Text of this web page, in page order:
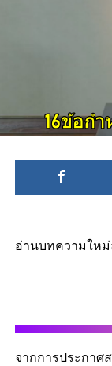
อ่านบทความใหม่
จากการประกา